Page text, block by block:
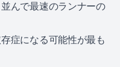
んで最速のランナーの
症になる可能性が最も